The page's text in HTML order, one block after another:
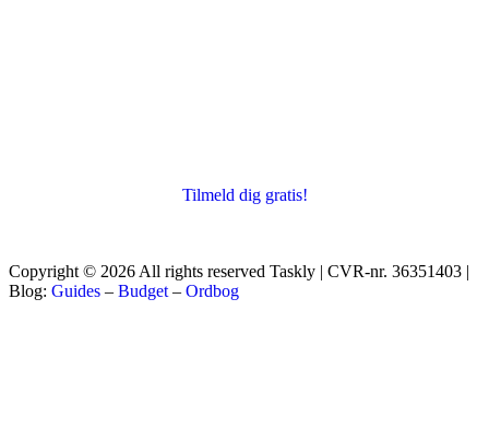
Tilmeld dig gratis!
Copyright © 2026 All rights reserved Taskly | CVR-nr. 36351403 |
Blog: Guides – Budget – Ordbog